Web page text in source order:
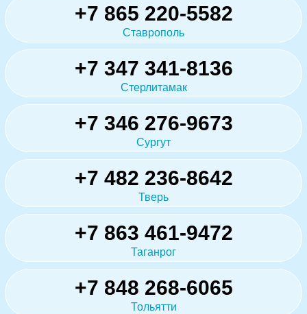
+7 865 220-5582
Ставрополь
+7 347 341-8136
Стерлитамак
+7 346 276-9673
Сургут
+7 482 236-8642
Тверь
+7 863 461-9472
Таганрог
+7 848 268-6065
Тольятти